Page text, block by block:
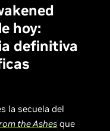
hoy:
definitiva
la secuela del
the Ashes que